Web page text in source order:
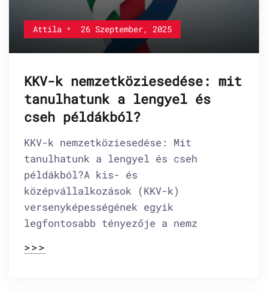
Attila 26 Szeptember, 2025
KKV-k nemzetköziesedése: mit
tanulhatunk a lengyel és
cseh példákból?
KKV-k nemzetköziesedése: Mit
tanulhatunk a lengyel és cseh
példákból?A kis- és
középvállalkozások (KKV-k)
versenyképességének egyik
legfontosabb tényezője a nemz
>>>